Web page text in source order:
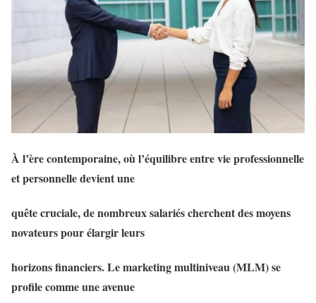
À l’ère contemporaine, où l’équilibre entre vie professionnelle
et personnelle devient une
quête cruciale, de nombreux salariés cherchent des moyens
novateurs pour élargir leurs
horizons financiers. Le marketing multiniveau (MLM) se
profile comme une avenue